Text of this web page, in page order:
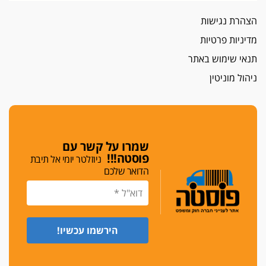
מחאת הפרקליטים והסנגורים
יצאו לשעה מבית המשפט ועמדו בחוץ לאות הזדהות
הביקורת חוגגת
לפני נקיטת צעדים
עורך דין נעצר בחשד לסחיטת ראש המועצה יאנוח
ג'ת
כפר מנדא: עורך דין נעצר בחשד להחזקת שני אקדח
הצהרת נגישות
מדיניות פרטיות
תנאי שימוש באתר
ניהול מוניטין
שמרו על קשר עם
פוסטה!!! ניוזלטר יומי אל תיבת
הדואר שלכם